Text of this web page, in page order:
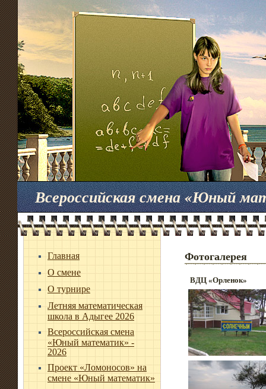
Всероссийская смена «Юный
Главная
О смене
О турнире
Летняя математическая
школа в Адыгее 2026
Всероссийская смена
«Юный математик» -
2026
Проект «Ломоносов» на
смене «Юный математик»
Фотогалерея
ВДЦ «Орленок»